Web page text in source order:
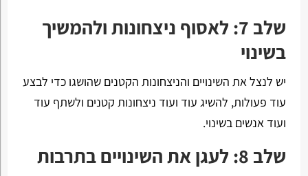
שלב 7: לאסוף ניצחונות ולהמשיך
בשינוי
יש לנצל את השינויים והניצחונות הקטנים שהושגו כדי לבצע
עוד פעולות, להשיג עוד ועוד ניצחונות קטנים ולשתף עוד
ועוד אנשים בשינוי.
שלב 8: לעגן את השינויים בתרבות